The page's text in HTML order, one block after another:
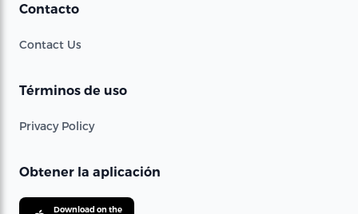
Contacto
Contact Us
Términos de uso
Privacy Policy
Obtener la aplicación
Download on the